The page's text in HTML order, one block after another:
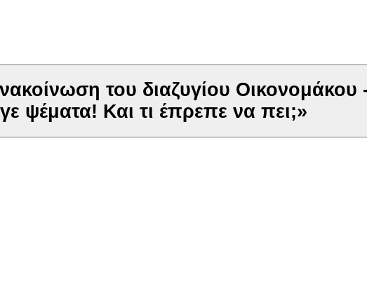
του διαζυγίου Οικονομάκου
ψέματα! Και τι έπρεπε να πει;»